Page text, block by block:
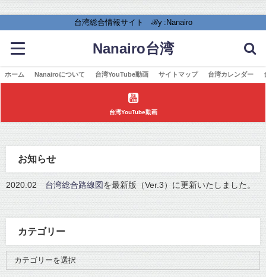
台湾総合情報サイト ℬy :Nanairo
Nanairo台湾
ホーム Nanairoについて 台湾YouTube動画 サイトマップ 台湾カレンダー
台湾YouTube動画
お知らせ
2020.02 台湾総合路線図 を最新版（Ver.3）に更新いたしました。
カテゴリー